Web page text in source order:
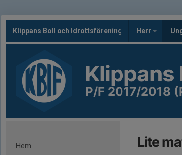
Klippans Boll och Idrottsförening Herr
Klippans
P/F 2017/2018
Hem Lite